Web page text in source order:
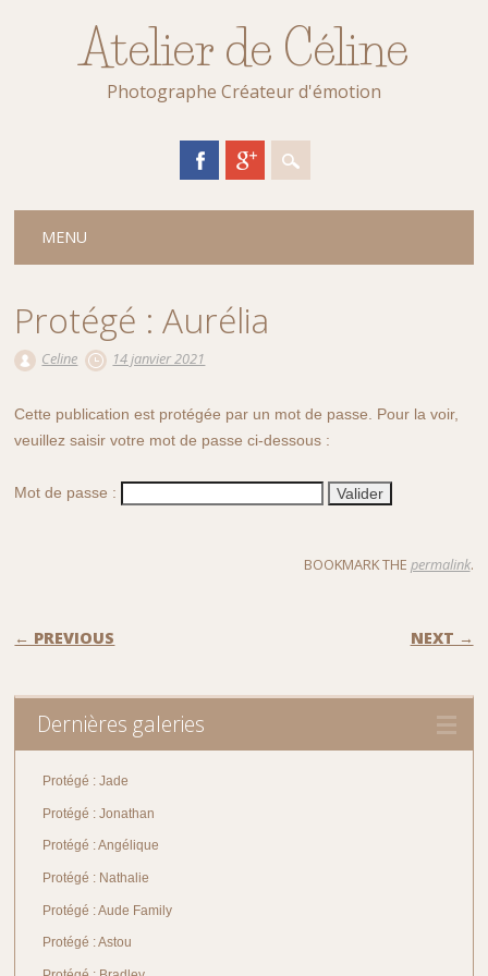
Atelier de Céline
Photographe Créateur d'émotion
Main menu
MENU
Protégé : Aurélia
Celine 14 janvier 2021
Cette publication est protégée par un mot de passe. Pour la voir,
veuillez saisir votre mot de passe ci-dessous :
Mot de passe :
BOOKMARK THE permalink.
POST NAVIGATION
← PREVIOUS NEXT →
Dernières galeries
Protégé : Jade
Protégé : Jonathan
Protégé : Angélique
Protégé : Nathalie
Protégé : Aude Family
Protégé : Astou